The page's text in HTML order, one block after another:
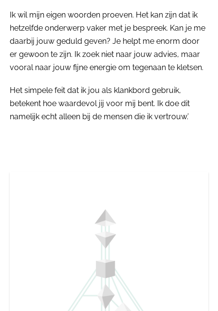
Ik wil mijn eigen woorden proeven. Het kan zijn dat ik
hetzelfde onderwerp vaker met je bespreek. Kan je me
daarbij jouw geduld geven? Je helpt me enorm door
er gewoon te zijn. Ik zoek niet naar jouw advies, maar
vooral naar jouw fijne energie om tegenaan te kletsen.
Het simpele feit dat ik jou als klankbord gebruik,
betekent hoe waardevol jij voor mij bent. Ik doe dit
namelijk echt alleen bij de mensen die ik vertrouw.’